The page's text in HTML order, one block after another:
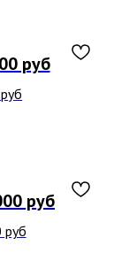
руб
руб
руб